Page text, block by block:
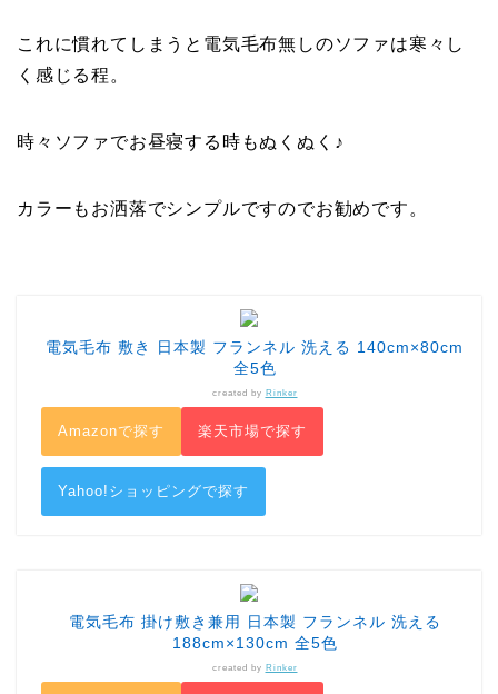
これに慣れてしまうと電気毛布無しのソファは寒々し
く感じる程。
時々ソファでお昼寝する時もぬくぬく♪
カラーもお洒落でシンプルですのでお勧めです。
電気毛布 敷き 日本製 フランネル 洗える 140cm×80cm
全5色
created by Rinker
Amazonで探す 楽天市場で探す
Yahoo!ショッピングで探す
電気毛布 掛け敷き兼用 日本製 フランネル 洗える
188cm×130cm 全5色
created by Rinker